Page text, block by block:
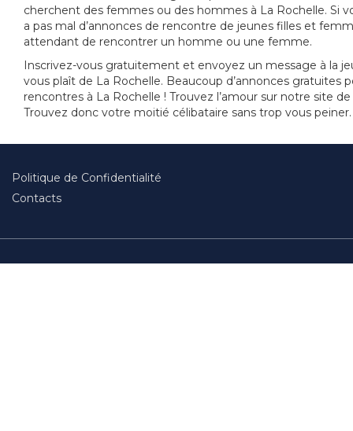
cherchent des femmes ou des hommes à La Rochelle. Si
a pas mal d’annonces de rencontre de jeunes filles et
attendant de rencontrer un homme ou une femme.
Inscrivez-vous gratuitement et envoyez un message à la
vous plaît de La Rochelle. Beaucoup d’annonces gratuites
rencontres à La Rochelle ! Trouvez l’amour sur notre site
Trouvez donc votre moitié célibataire sans trop vous peiner.
Politique de Confidentialité
Contacts